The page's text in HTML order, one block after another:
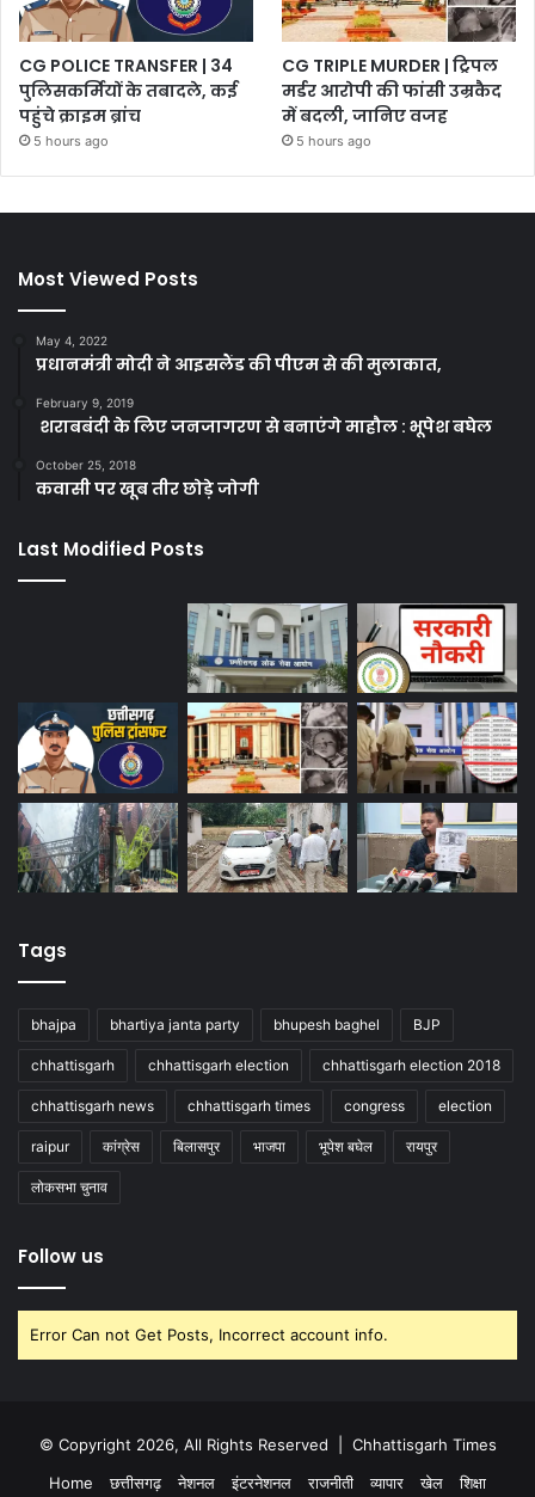
CG POLICE TRANSFER | 34
पुलिसकर्मियों के तबादले, कई
पहुंचे क्राइम ब्रांच
5 hours ago
CG TRIPLE MURDER | ट्रिपल
मर्डर आरोपी की फांसी उम्रकैद
में बदली, जानिए वजह
5 hours ago
Most Viewed Posts
May 4, 2022
प्रधानमंत्री मोदी ने आइसलैंड की पीएम से की मुलाकात,
February 9, 2019
शराबबंदी के लिए जनजागरण से बनाएंगे माहौल : भूपेश बघेल
October 25, 2018
कवासी पर खूब तीर छोड़े जोगी
Last Modified Posts
Tags
bhajpa bhartiya janta party bhupesh baghel BJP
chhattisgarh chhattisgarh election chhattisgarh election 2018
chhattisgarh news chhattisgarh times congress election
raipur कांग्रेस बिलासपुर भाजपा भूपेश बघेल रायपुर
लोकसभा चुनाव
Follow us
Error Can not Get Posts, Incorrect account info.
© Copyright 2026, All Rights Reserved | Chhattisgarh Times
Home
छत्तीसगढ़ नेशनल इंटरनेशनल राजनीती व्यापार खेल शिक्षा